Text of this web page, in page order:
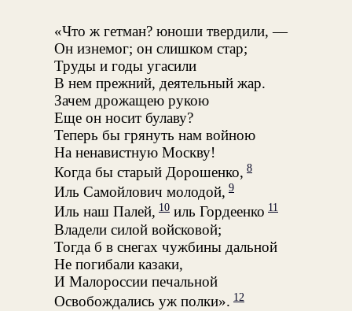
«Что ж гетман? юноши твердили, —
Он изнемог; он слишком стар;
Труды и годы угасили
В нем прежний, деятельный жар.
Зачем дрожащею рукою
Еще он носит булаву?
Теперь бы грянуть нам войною
На ненавистную Москву!
Когда бы старый Дорошенко, 8
Иль Самойлович молодой, 9
Иль наш Палей, 10 иль Гордеенко 11
Владели силой войсковой;
Тогда б в снегах чужбины дальной
Не погибали казаки,
И Малороссии печальной
Освобождались уж полки». 12